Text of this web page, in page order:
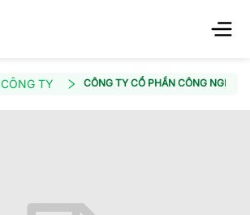
CÔNG TY CÔNG TY CỔ PHẦN CÔNG NGHIỆP